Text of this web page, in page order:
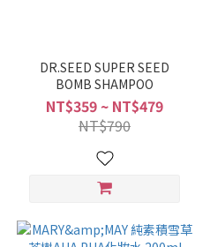
DR.SEED SUPER SEED
BOMB SHAMPOO
NT$359 ~ NT$479
NT$790